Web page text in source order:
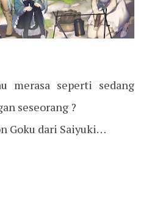
merasa seperti sedang
seseorang ?
Goku dari Saiyuki…